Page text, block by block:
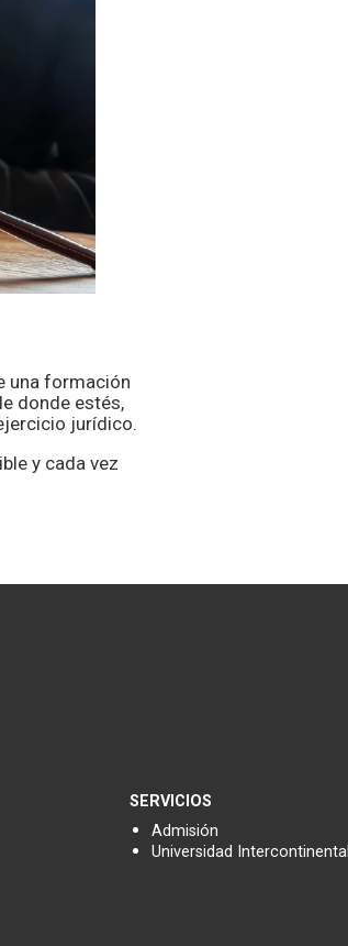
una formación
donde estés,
jurídico.
y cada vez
SERVICIOS
Admisión
Universidad Intercontinental